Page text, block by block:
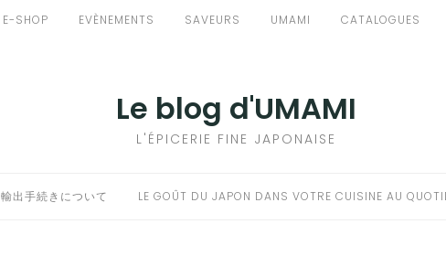
E-SHOP EVÈNEMENTS SAVEURS UMAMI CATALOGUES
Le blog d'UMAMI
L'ÉPICERIE FINE JAPONAISE
輸出手続きについて LE GOÛT DU JAPON DANS VOTRE CUISINE AU